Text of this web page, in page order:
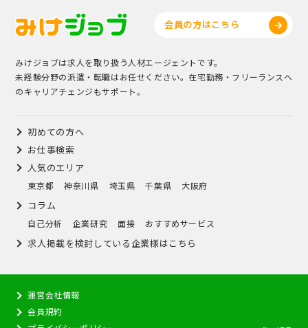
会員の方はこちら
みけジョブは求人を取り扱う人材エージェントです。
未経験分野の派遣・転職はお任せください。在宅勤務・フリーランスへ
のキャリアチェンジもサポート。
初めての方へ
お仕事検索
人気のエリア
東京都 神奈川県 埼玉県 千葉県 大阪府
コラム
自己分析 企業研究 面接 おすすめサービス
求人掲載を検討している企業様はこちら
運営会社情報
会員規約